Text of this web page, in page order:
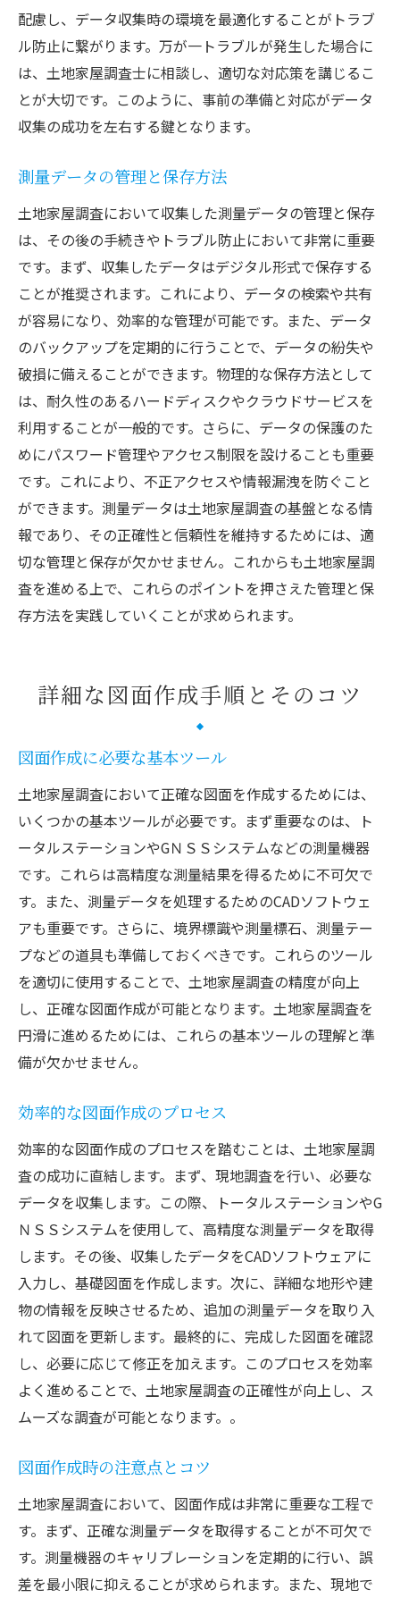
配慮し、データ収集時の環境を最適化することがトラブ
ル防止に繋がります。万が一トラブルが発生した場合に
は、土地家屋調査士に相談し、適切な対応策を講じるこ
とが大切です。このように、事前の準備と対応がデータ
収集の成功を左右する鍵となります。
測量データの管理と保存方法
土地家屋調査において収集した測量データの管理と保存
は、その後の手続きやトラブル防止において非常に重要
です。まず、収集したデータはデジタル形式で保存する
ことが推奨されます。これにより、データの検索や共有
が容易になり、効率的な管理が可能です。また、データ
のバックアップを定期的に行うことで、データの紛失や
破損に備えることができます。物理的な保存方法として
は、耐久性のあるハードディスクやクラウドサービスを
利用することが一般的です。さらに、データの保護のた
めにパスワード管理やアクセス制限を設けることも重要
です。これにより、不正アクセスや情報漏洩を防ぐこと
ができます。測量データは土地家屋調査の基盤となる情
報であり、その正確性と信頼性を維持するためには、適
切な管理と保存が欠かせません。これからも土地家屋調
査を進める上で、これらのポイントを押さえた管理と保
存方法を実践していくことが求められます。
詳細な図面作成手順とそのコツ
図面作成に必要な基本ツール
土地家屋調査において正確な図面を作成するためには、
いくつかの基本ツールが必要です。まず重要なのは、ト
ータルステーションやGＮＳＳシステムなどの測量機器
です。これらは高精度な測量結果を得るために不可欠で
す。また、測量データを処理するためのCADソフトウェ
アも重要です。さらに、境界標識や測量標石、測量テー
プなどの道具も準備しておくべきです。これらのツール
を適切に使用することで、土地家屋調査の精度が向上
し、正確な図面作成が可能となります。土地家屋調査を
円滑に進めるためには、これらの基本ツールの理解と準
備が欠かせません。
効率的な図面作成のプロセス
効率的な図面作成のプロセスを踏むことは、土地家屋調
査の成功に直結します。まず、現地調査を行い、必要な
データを収集します。この際、トータルステーションやG
ＮＳＳシステムを使用して、高精度な測量データを取得
します。その後、収集したデータをCADソフトウェアに
入力し、基礎図面を作成します。次に、詳細な地形や建
物の情報を反映させるため、追加の測量データを取り入
れて図面を更新します。最終的に、完成した図面を確認
し、必要に応じて修正を加えます。このプロセスを効率
よく進めることで、土地家屋調査の正確性が向上し、ス
ムーズな調査が可能となります。。
図面作成時の注意点とコツ
土地家屋調査において、図面作成は非常に重要な工程で
す。まず、正確な測量データを取得することが不可欠で
す。測量機器のキャリブレーションを定期的に行い、誤
差を最小限に抑えることが求められます。また、現地で